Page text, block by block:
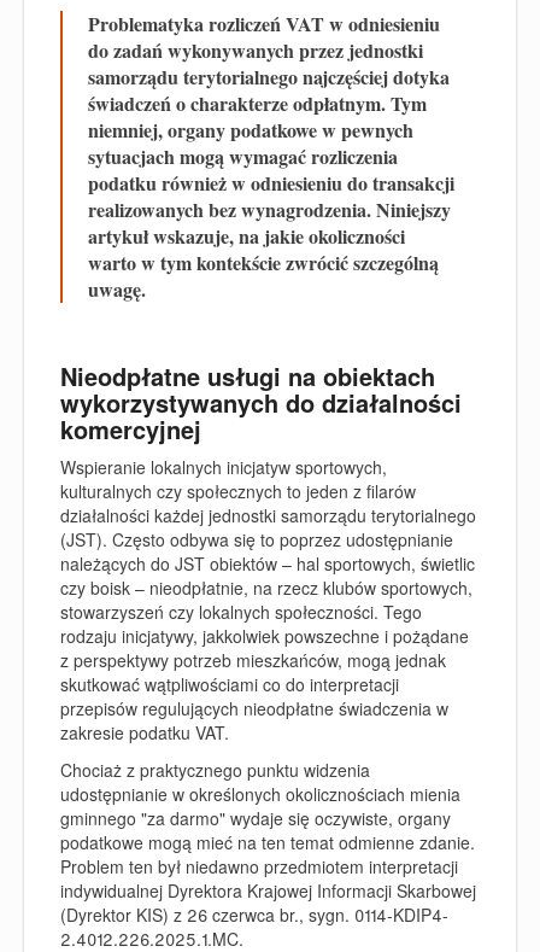
Problematyka rozliczeń VAT w odniesieniu
do zadań wykonywanych przez jednostki
samorządu terytorialnego najczęściej dotyka
świadczeń o charakterze odpłatnym. Tym
niemniej, organy podatkowe w pewnych
sytuacjach mogą wymagać rozliczenia
podatku również w odniesieniu do transakcji
realizowanych bez wynagrodzenia. Niniejszy
artykuł wskazuje, na jakie okoliczności
warto w tym kontekście zwrócić szczególną
uwagę.
Nieodpłatne usługi na obiektach
wykorzystywanych do działalności
komercyjnej
Wspieranie lokalnych inicjatyw sportowych,
kulturalnych czy społecznych to jeden z filarów
działalności każdej jednostki samorządu terytorialnego
(JST). Często odbywa się to poprzez udostępnianie
należących do JST obiektów – hal sportowych, świetlic
czy boisk – nieodpłatnie, na rzecz klubów sportowych,
stowarzyszeń czy lokalnych społeczności. Tego
rodzaju inicjatywy, jakkolwiek powszechne i pożądane
z perspektywy potrzeb mieszkańców, mogą jednak
skutkować wątpliwościami co do interpretacji
przepisów regulujących nieodpłatne świadczenia w
zakresie podatku VAT.
Chociaż z praktycznego punktu widzenia
udostępnianie w określonych okolicznościach mienia
gminnego "za darmo" wydaje się oczywiste, organy
podatkowe mogą mieć na ten temat odmienne zdanie.
Problem ten był niedawno przedmiotem interpretacji
indywidualnej Dyrektora Krajowej Informacji Skarbowej
(Dyrektor KIS) z 26 czerwca br., sygn. 0114-KDIP4-
2.4012.226.2025.1.MC.